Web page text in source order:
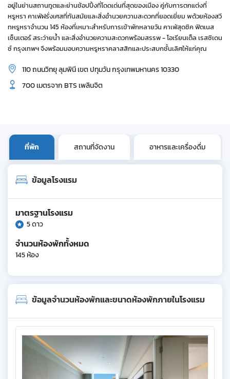
อยู่ในย่านสถานทูตและย่านช้อปปิ้งที่โดดเด่นที่สุดของเมือง คู่กับการตกแต่งที่
หรูหรา คาเฟ่ฝรั่งเศสที่ทันสมัยและสิ่งอํานวยความสะดวกที่ยอดเยี่ยม wด้วยห้องสวี
ทหรูหราจำนวน 145 ห้องที่เหมาะสำหรับการเข้าพักหลายวัน คาเฟ่สุดชิค ฟิตเนส
เซ็นเตอร์ สระว่ายน้ำ และสิ่งอำนวยความสะดวกพร้อมสรรพ - โอเรียนเต็ล เรสซิเดน
ซ์ กรุงเทพฯ จึงพร้อมมอบความหรูหราคลาสสิกและประสบกชั้นเลิศให้แก่คุณ
110 ถนนวิทยุ ลุมพินี เขต ปทุมวัน กรุงเทพมหานคร 10330
700 เมตรจาก BTS เพลินจิต
ที่พัก สถานที่จัดงาน อาหารและเครื่องดื่ม
ข้อมูลโรงแรม
มาตรฐานโรงแรม
5 ดาว
จำนวนห้องพักทั้งหมด
145 ห้อง
ข้อมูลจำนวนห้องพักและขนาดห้องพักภายในโรงแรม